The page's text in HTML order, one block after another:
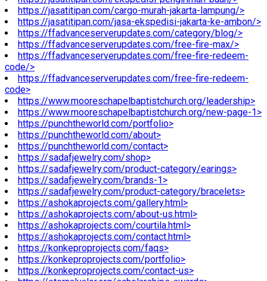
https://jasatitipan.com/cargo-murah-jakarta-lampung/>
https://jasatitipan.com/jasa-ekspedisi-jakarta-ke-ambon/>
https://ffadvanceserverupdates.com/category/blog/>
https://ffadvanceserverupdates.com/free-fire-max/>
https://ffadvanceserverupdates.com/free-fire-redeem-
code/>
https://ffadvanceserverupdates.com/free-fire-redeem-
code>
https://www.mooreschapelbaptistchurch.org/leadership>
https://www.mooreschapelbaptistchurch.org/new-page-1>
https://punchtheworld.com/portfolio>
https://punchtheworld.com/about>
https://punchtheworld.com/contact>
https://sadafjewelry.com/shop>
https://sadafjewelry.com/product-category/earings>
https://sadafjewelry.com/brands-1>
https://sadafjewelry.com/product-category/bracelets>
https://ashokaprojects.com/gallery.html>
https://ashokaprojects.com/about-us.html>
https://ashokaprojects.com/courtila.html>
https://ashokaprojects.com/contact.html>
https://konkeproprojects.com/faqs>
https://konkeproprojects.com/portfolio>
https://konkeproprojects.com/contact-us>